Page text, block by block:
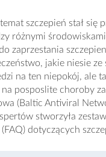
szczepień stał się
różnymi
zaprzestania
jakie niesie
na ten niepokój, ale
posposlite choroby
(Baltic Antiviral
stworzyła
dotyczących